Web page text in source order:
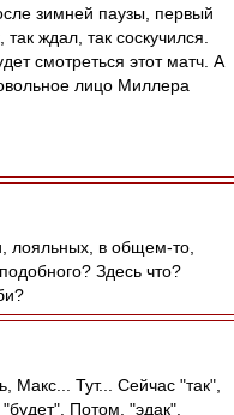
зимней паузы, первый
ждал, так соскучился.
смотреться этот матч. А
лицо Миллера
лояльных, в общем-то,
Здесь что?
Макс... Тут... Сейчас "так",
Потом, "эдак".